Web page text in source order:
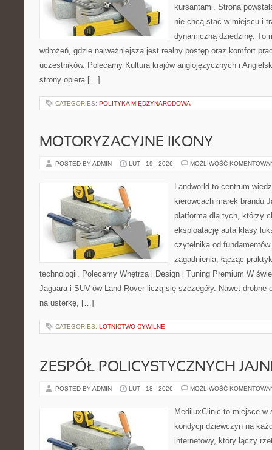
kursantami. Strona
nie chcą stać w miejscu i
dynamiczną dziedzinę. To
wdrożeń, gdzie najważniejsza jest realny postęp oraz komfort
uczestników. Polecamy Kultura krajów anglojęzycznych i
strony opiera […]
CATEGORIES: POLITYKA MIĘDZYNARODOWA
MOTORYZACYJNE IKONY
POSTED BY ADMIN LUT - 19 - 2026 MOŻLIWOŚĆ
Landworld to centrum
kierowcach marek brandu
platforma dla tych, którzy
eksploatację auta klasy
czytelnika od
zagadnienia, łącząc
technologii. Polecamy Wnętrza i Design i Tuning Premium W
Jaguara i SUV-ów Land Rover liczą się szczegóły. Nawet
na usterkę, […]
CATEGORIES: LOTNICTWO CYWILNE
ZESPÓŁ POLICYSTYCZNYCH
POSTED BY ADMIN LUT - 18 - 2026 MOŻLIWOŚĆ
MediluxClinic to miejsce
kondycji dziewczyn na
internetowy, który łączy